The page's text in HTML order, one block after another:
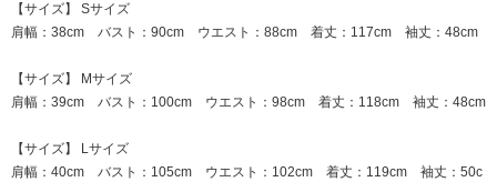
【サイズ】 Sサイズ
肩幅：38cm バスト：90cm ウエスト：88cm 着丈：117cm 袖丈：48cm
【サイズ】 Mサイズ
肩幅：39cm バスト：100cm ウエスト：98cm 着丈：118cm 袖丈：48cm
【サイズ】 Lサイズ
肩幅：40cm バスト：105cm ウエスト：102cm 着丈：119cm 袖丈：50c